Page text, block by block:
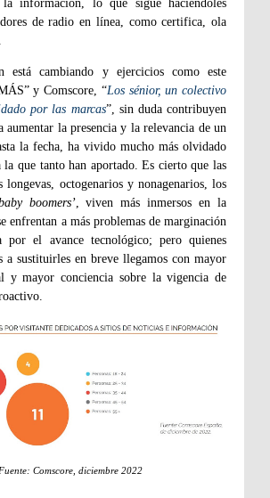
la información, lo que sigue haciéndoles
de radio en línea, como certifica, ola
está cambiando y ejercicios como este
y Comscore, “Los sénior, un colectivo
por las marcas”, sin duda contribuyen
aumentar la presencia y la relevancia de un
la fecha, ha vivido mucho más olvidado
la que tanto han aportado. Es cierto que las
longevas, octogenarios y nonagenarios, los
boomers’, viven más inmersos en la
enfrentan a más problemas de marginación
por el avance tecnológico; pero quienes
a sustituirles en breve llegamos con mayor
y mayor conciencia sobre la vigencia de
Fuente: Comscore, diciembre 2022